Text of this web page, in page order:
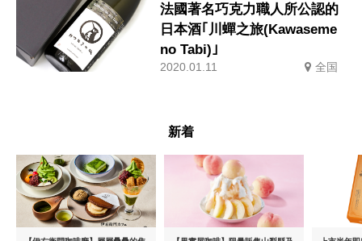
法國著名巧克力職人所公認的
日本酒｢川蟬之旅(Kawaseme
no Tabi)｣
2020.01.11 全国
新着